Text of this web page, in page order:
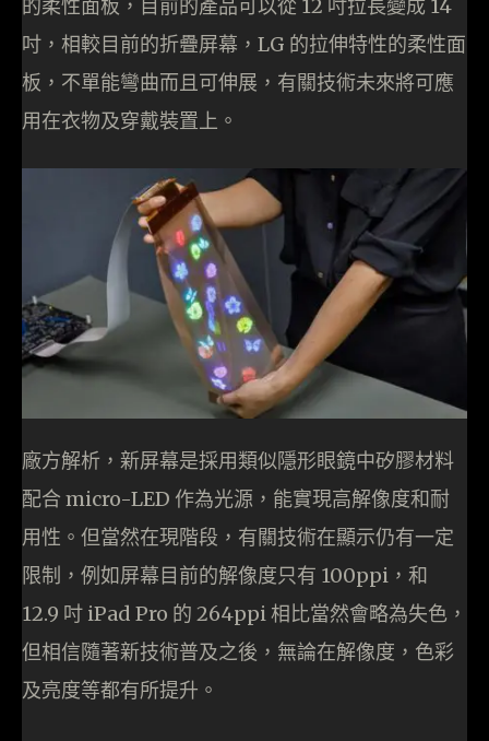
的柔性面板，目前的產品可以從 12 吋拉長變成 14
吋，相較目前的折疊屏幕，LG 的拉伸特性的柔性面
板，不單能彎曲而且可伸展，有關技術未來將可應
用在衣物及穿戴裝置上。
廠方解析，新屏幕是採用類似隱形眼鏡中矽膠材料
配合 micro-LED 作為光源，能實現高解像度和耐
用性。但當然在現階段，有關技術在顯示仍有一定
限制，例如屏幕目前的解像度只有 100ppi，和
12.9 吋 iPad Pro 的 264ppi 相比當然會略為失色，
但相信隨著新技術普及之後，無論在解像度，色彩
及亮度等都有所提升。